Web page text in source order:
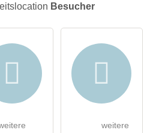
Besucher
weitere